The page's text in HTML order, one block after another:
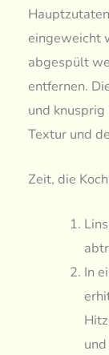
eingeweicht
abgespült
entfernen.
und
Textur und
Zeit, die
In